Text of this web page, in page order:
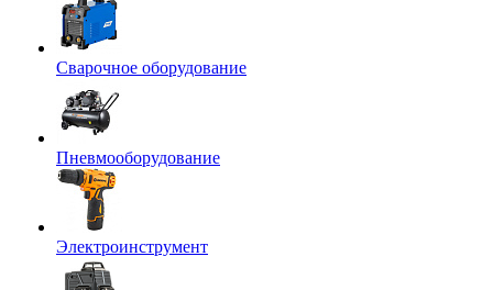
Сварочное оборудование
Пневмооборудование
Электроинструмент